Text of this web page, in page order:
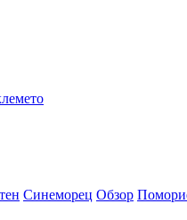
Синеморец Обзор